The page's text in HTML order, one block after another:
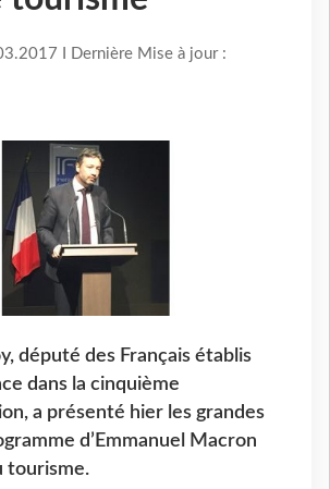
I Dernière Mise à jour :
député des Français établis
dans la cinquième
a présenté hier les grandes
d’Emmanuel Macron
tourisme.